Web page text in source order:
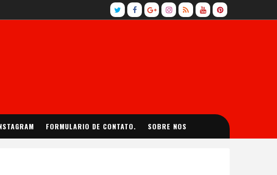
FORMULARIO DE CONTATO. SOBRE NOS